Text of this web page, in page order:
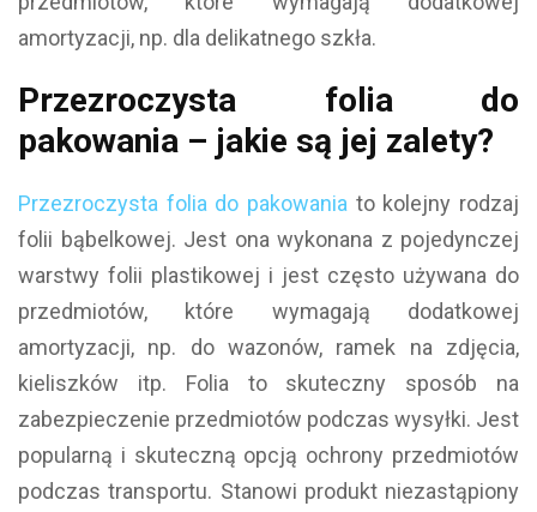
amortyzacji, np. dla delikatnego szkła.
Przezroczysta folia do
pakowania – jakie są jej zalety?
Przezroczysta folia do pakowania to kolejny rodzaj
folii bąbelkowej. Jest ona wykonana z pojedynczej
warstwy folii plastikowej i jest często używana do
przedmiotów, które wymagają dodatkowej
amortyzacji, np. do wazonów, ramek na zdjęcia,
kieliszków itp. Folia to skuteczny sposób na
zabezpieczenie przedmiotów podczas wysyłki. Jest
popularną i skuteczną opcją ochrony przedmiotów
podczas transportu. Stanowi produkt niezastąpiony